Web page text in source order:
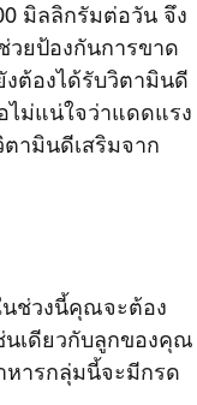
มิลลิกรัมต่อวัน จึง
วยป้องกันการขาด
ต้องได้รับวิตามินดี
ไม่แน่ใจว่าแดดแรง
ามินดีเสริมจาก
นช่วงนี้คุณจะต้อง
นเดียวกับลูกของคุณ
หารกลุ่มนี้จะมีกรด